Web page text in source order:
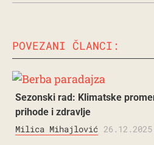
POVEZANI ČLANCI:
Sezonski rad: Klimatske
prihode i zdravlje
Milica Mihajlović